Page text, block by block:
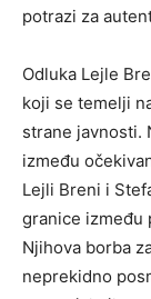
potrazi za
Odluka Lejle
koji se temelji
strane javnosti.
između
Lejli Breni i
granice između
Njihova borba
neprekidno